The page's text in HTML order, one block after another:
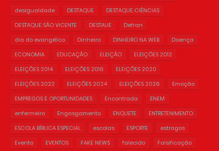
desigualdade
DESTAQUE
DESTAQUE;CIÊNCIAS
DESTAQUE;SÃO VICENTE
DESTAUE
Detran
dia do evangélico
Dinheiro DINHEIRO NA WEB
Doença
ECONOMIA
EDUCAÇÃO ELEIÇÃO
ELEIÇÕES 2012
ELEIÇÕES 2014
ELEIÇÕES 2016
ELEIÇÕES 2020
ELEIÇÕES 2022
ELEIÇÕES 2024 ELEIÇÕES 2026
Emoção
EMPREGOS E OPORTUNIDADES
Encontrada
ENEM
enfermeiro
Engasgamento ENQUETE
ENTRETENIMENTO
ESCOLA BÍBLICA ESPECIAL
escolas ESPORTE
estragos
Evento
EVENTOS FAKE NEWS falecido
Falsificação